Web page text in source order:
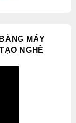
MÁY
NGHỀ